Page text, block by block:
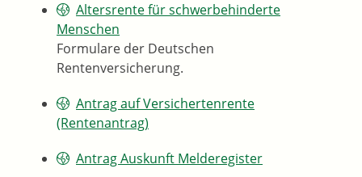
Altersrente für schwerbehinderte
Menschen
Formulare der Deutschen
Rentenversicherung.
Antrag auf Versichertenrente
(Rentenantrag)
Antrag Auskunft Melderegister